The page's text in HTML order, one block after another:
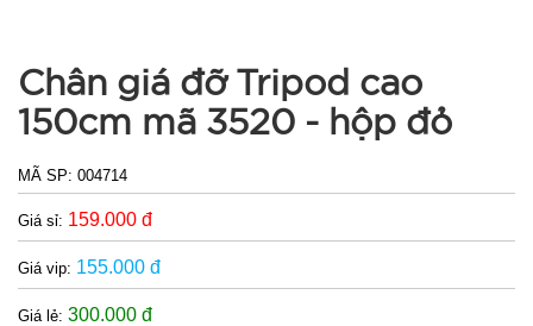
Chân giá đỡ Tripod cao
150cm mã 3520 - hộp đỏ
MÃ SP: 004714
Giá sỉ: 159.000 đ
Giá vip: 155.000 đ
Giá lẻ: 300.000 đ